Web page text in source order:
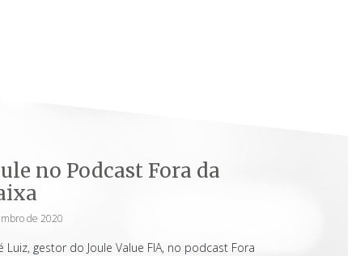
no Podcast Fora da
de 2020
Luiz, gestor do Joule Value FIA, no podcast Fora